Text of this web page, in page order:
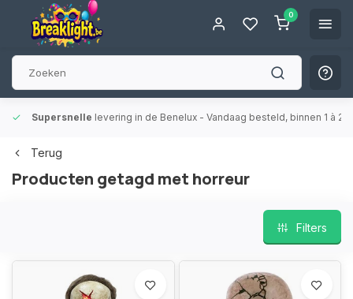
0
- Altijd een afhaalpunt bij jou in de buurt voor extra gemak en
Terug
Producten getagd met horreur
Filters